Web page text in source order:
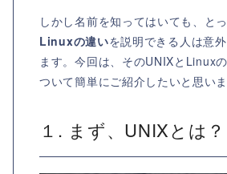
しかし名前を知ってはいても、と
Linuxの違いを説明できる人は意
ます。今回は、そのUNIXとLinux
ついて簡単にご紹介したいと思いま
１. まず、UNIXとは？